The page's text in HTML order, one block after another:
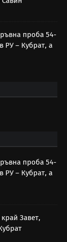
проба 54-
РУ – Кубрат, а
проба 54-
РУ – Кубрат, а
Завет,